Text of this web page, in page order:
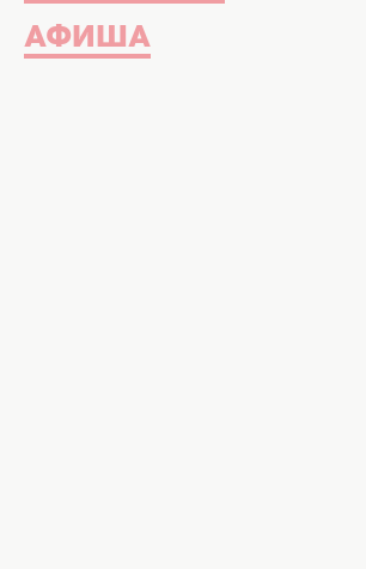
АФИША
Уровень заряда
использования
режиме. Это